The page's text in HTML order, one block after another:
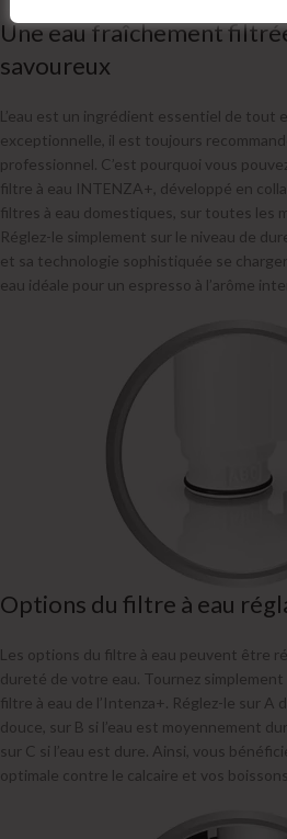
Une eau fraîchement
savoureux
L’eau est un ingrédient essentiel de tout
exceptionnelle, il est toujours
professionnel. C’est pourquoi vous
filtre à eau INTENZA+, développé en
filtres à eau domestiques, sur toutes les
Réglez-le simplement sur le niveau de
et sa technologie sophistiquée se
eau idéale pour un espresso à l’arôme
Options du filtre à eau
Les options du filtre à eau peuvent être
dureté de votre eau. Tournez simplement
filtre à eau de l’Intenza+. Réglez-le sur A
douce, sur B si l’eau est moyennement
sur C si l’eau est dure. Ainsi, vous
optimale contre le calcaire et vos